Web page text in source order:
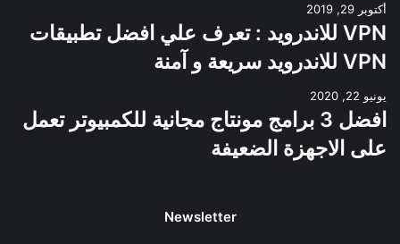
أكتوبر 29, 2019
VPN للاندرويد : تعرف علي افضل تطبيقات
VPN للاندرويد سريعة و آمنة
يونيو 22, 2020
افضل 3 برامج مونتاج مجانية للكمبيوتر تعمل
على الاجهزة الضعيفة
Newsletter